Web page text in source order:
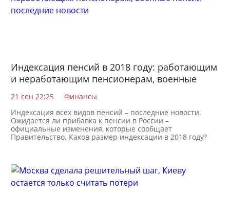
Индексация пенсий в 2018 году: работающим
и неработающим пенсионерам, военные
21 сен 22:25
Финансы
Индексация всех видов пенсий – последние новости.
Ожидается ли прибавка к пенсии в России –
официальные изменения, которые сообщает
Правительство. Каков размер индексации в 2018 году?